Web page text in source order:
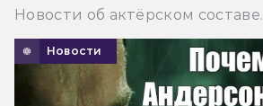
Новости об актёрском составе.
Новости